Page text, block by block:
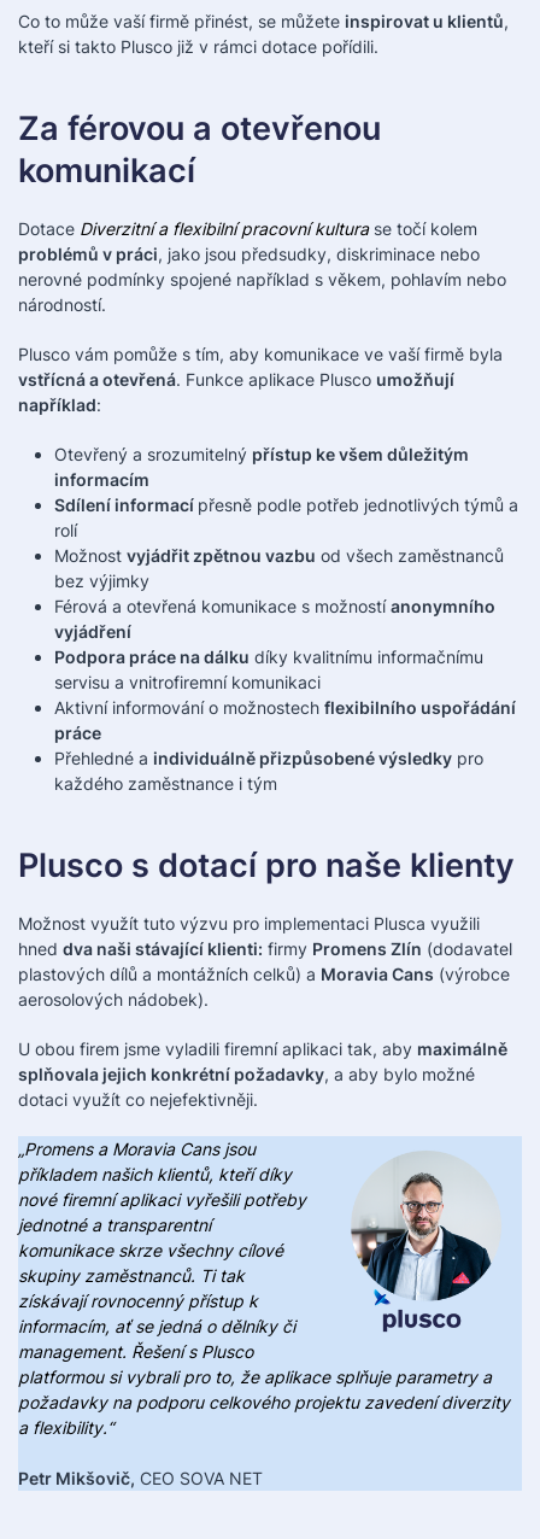
Co to může vaší firmě přinést, se můžete inspirovat u klientů,
kteří si takto Plusco již v rámci dotace pořídili.
Za férovou a otevřenou
komunikací
Dotace Diverzitní a flexibilní pracovní kultura se točí kolem
problémů v práci, jako jsou předsudky, diskriminace nebo
nerovné podmínky spojené například s věkem, pohlavím nebo
národností.
Plusco vám pomůže s tím, aby komunikace ve vaší firmě byla
vstřícná a otevřená. Funkce aplikace Plusco umožňují
například:
Otevřený a srozumitelný přístup ke všem důležitým
informacím
Sdílení informací přesně podle potřeb jednotlivých týmů a
rolí
Možnost vyjádřit zpětnou vazbu od všech zaměstnanců
bez výjimky
Férová a otevřená komunikace s možnostíanonymního
vyjádření
Podpora práce na dálku díky kvalitnímu informačnímu
servisu a vnitrofiremní komunikaci
Aktivní informování o možnostech flexibilního uspořádání
práce
Přehledné a individuálně přizpůsobené výsledky pro
každého zaměstnance i tým
Plusco s dotací pro naše klienty
Možnost využít tuto výzvu pro implementaci Plusca využili
hned dva naši stávající klienti: firmy Promens Zlín (dodavatel
plastových dílů a montážních celků) a Moravia Cans (výrobce
aerosolových nádobek).
U obou firem jsme vyladili firemní aplikaci tak, aby maximálně
splňovala jejich konkrétní požadavky, a aby bylo možné
dotaci využít co nejefektivněji.
„Promens a Moravia Cans jsou
příkladem našich klientů, kteří díky
nové firemní aplikaci vyřešili potřeby
jednotné a transparentní
komunikace skrze všechny cílové
skupiny zaměstnanců. Ti tak
získávají rovnocenný přístup k
informacím, ať se jedná o dělníky či
management. Řešení s Plusco
platformou si vybrali pro to, že aplikace splňuje parametry a
požadavky na podporu celkového projektu zavedení diverzity
a flexibility.“
Petr Mikšovič, CEO SOVA NET